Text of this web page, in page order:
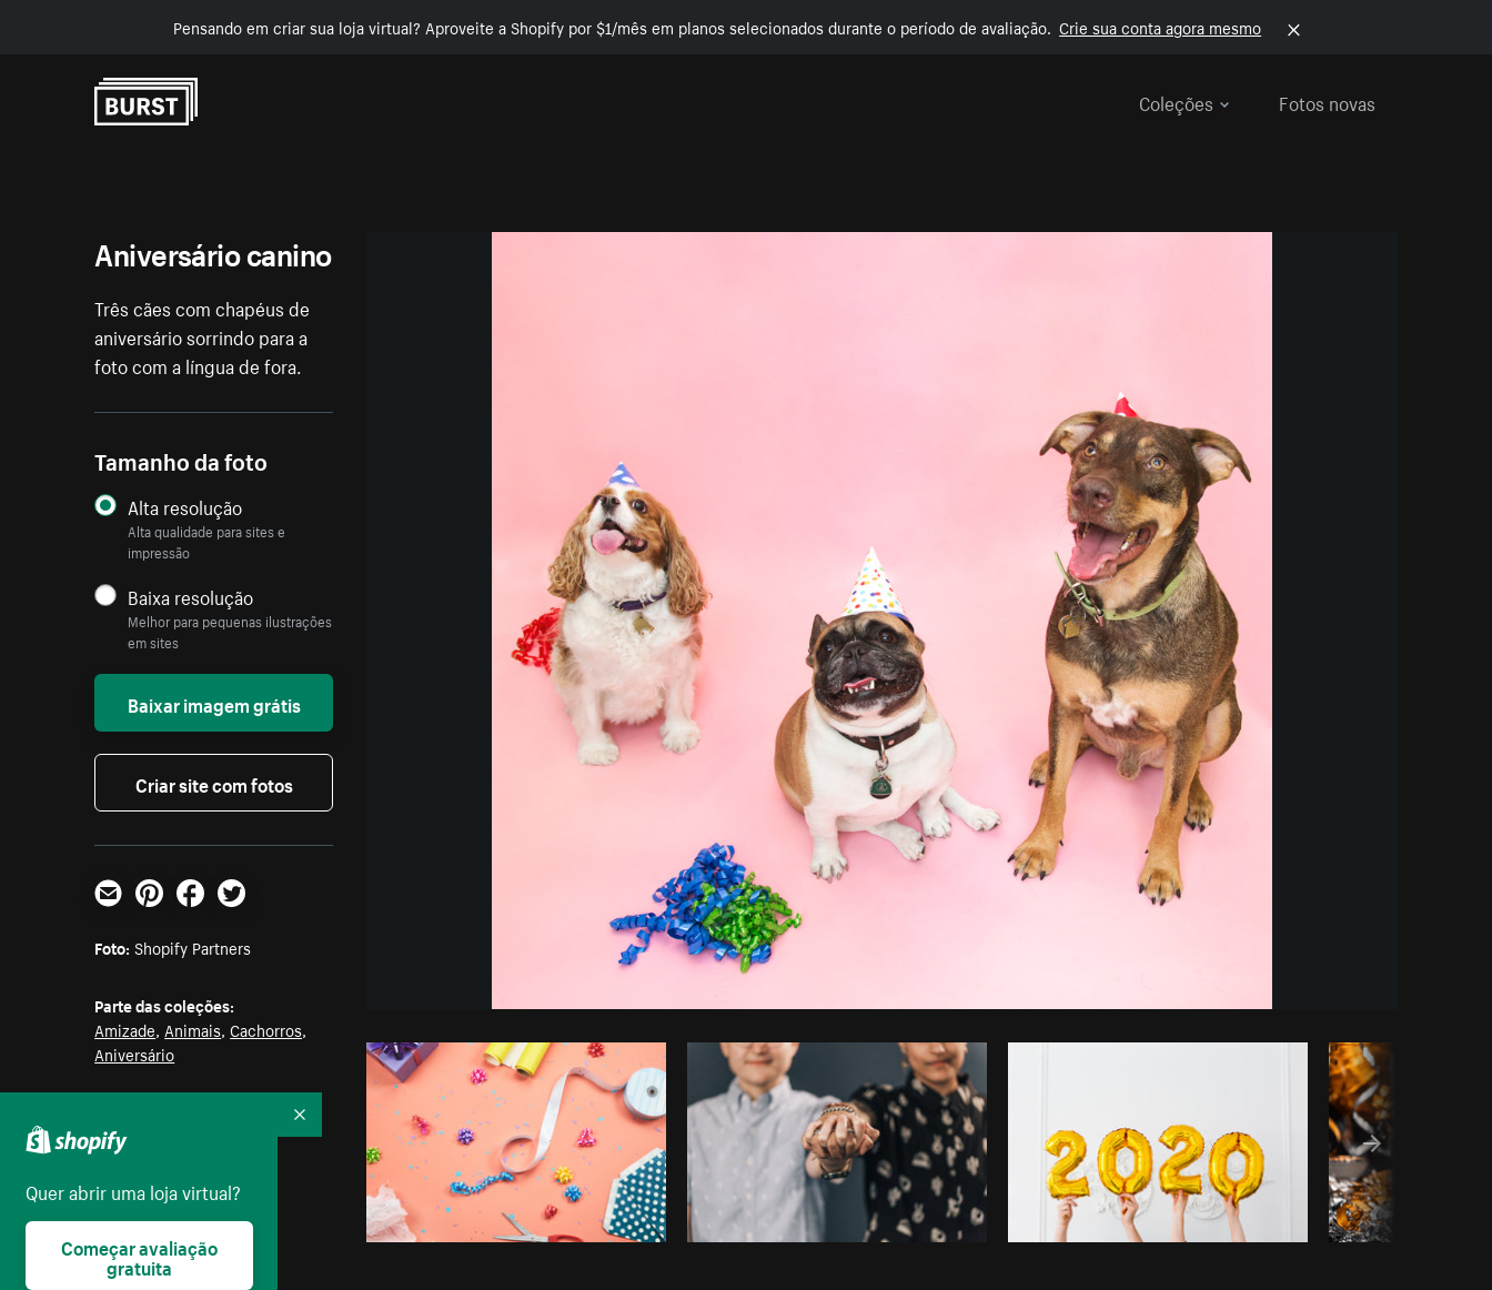
Pensando em criar sua loja virtual? Aproveite a Shopify por $1/mês em planos selecionados durante o período de avaliação. Crie sua conta agora mesmo
Coleções
Fotos novas
Foto da Shopify Partners doBurst
Aniversário canino
Três cães com chapéus de
aniversário sorrindo para a
foto com a língua de fora.
Tamanho da foto
Alta resolução
Alta qualidade para sites e
impressão
Baixa resolução
Melhor para pequenas ilustrações
em sites
Baixar imagem grátis
Criar site com fotos
E-mailPinterestFacebookTwitter
Foto: Shopify Partners
Parte das coleções:
Amizade, Animais,Cachorros,
Aniversário
Creative Commons
Quer abrir uma loja virtual?
Começar avaliação
gratuita
Recolher